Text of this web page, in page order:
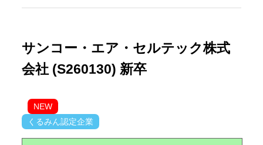
サンコー・エア・セルテック株式
会社 (S260130) 新卒
NEW
くるみん認定企業